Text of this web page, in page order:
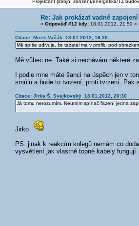
Projektant (strojní zařízení/energetika/TZ
Re: Jak prokázat vadné
« Odpověď #12 kdy:18.01.2012, 21:50 »
Citace: Mirek Vašák 18.01.2012, 19:20
Mě spíše udivuje, že tazatel má v profilu pod
Mě vůbec ne. Také si nechávám některé
I podle mne máte šanci na úspěch jen v
smůlu a bude to tvrzení, proti tvrzení. Pak
Citace: Jirka Š. Svejkovský 18.01.2012, 20:30
Já tomu nerozumím. Neumím spínač řazení jedna
Jirko
PS: jinak k reakcím kolegů nemám co
vysvětlení jak vlastně topné kabely